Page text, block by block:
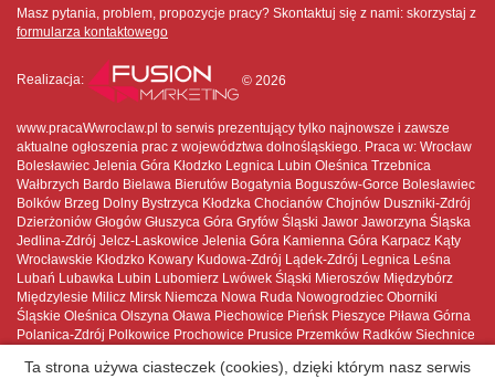
Masz pytania, problem, propozycje pracy? Skontaktuj się z nami: skorzystaj z
formularza kontaktowego
Realizacja: © 2026
www.pracaWwroclaw.pl to serwis prezentujący tylko najnowsze i zawsze
aktualne ogłoszenia prac z województwa dolnośląskiego. Praca w: Wrocław
Bolesławiec Jelenia Góra Kłodzko Legnica Lubin Oleśnica Trzebnica
Wałbrzych Bardo Bielawa Bierutów Bogatynia Boguszów-Gorce Bolesławiec
Bolków Brzeg Dolny Bystrzyca Kłodzka Chocianów Chojnów Duszniki-Zdrój
Dzierżoniów Głogów Głuszyca Góra Gryfów Śląski Jawor Jaworzyna Śląska
Jedlina-Zdrój Jelcz-Laskowice Jelenia Góra Kamienna Góra Karpacz Kąty
Wrocławskie Kłodzko Kowary Kudowa-Zdrój Lądek-Zdrój Legnica Leśna
Lubań Lubawka Lubin Lubomierz Lwówek Śląski Mieroszów Międzybórz
Międzylesie Milicz Mirsk Niemcza Nowa Ruda Nowogrodziec Oborniki
Śląskie Oleśnica Olszyna Oława Piechowice Pieńsk Pieszyce Piława Górna
Polanica-Zdrój Polkowice Prochowice Prusice Przemków Radków Siechnice
Szklarska Poręba Ścinawa Środa Śląska Świdnica Świebodzice Świeradów-
Ta strona używa ciasteczek (cookies), dzięki którym nasz serwis